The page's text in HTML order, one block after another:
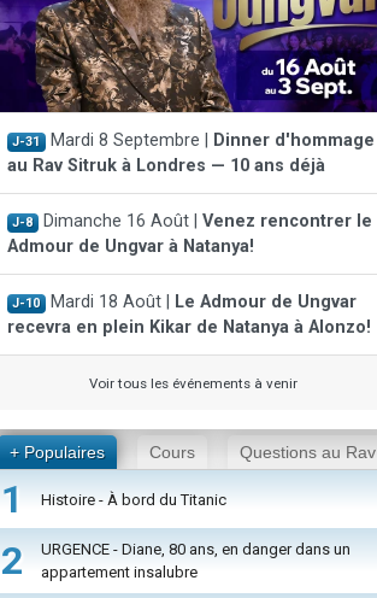
J-31 Mardi 8 Septembre |
Dinner d'hommage
au Rav Sitruk à Londres — 10 ans déjà
J-8 Dimanche 16 Août | Venez rencontrer le
Admour de Ungvar à Natanya!
J-10 Mardi 18 Août |
Le Admour de Ungvar
recevra en plein Kikar de Natanya à Alonzo!
Voir tous les événements à venir
+ Populaires Cours Questions au Rav
1 Histoire - À bord du Titanic
2
URGENCE - Diane, 80 ans, en danger dans un
appartement insalubre